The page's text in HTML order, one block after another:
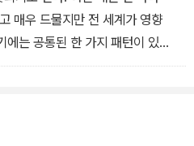
매우 드물지만 전 세계가 영향
에는 공통된 한 가지 패턴이 있
공포로 진행된다는 것이었다.